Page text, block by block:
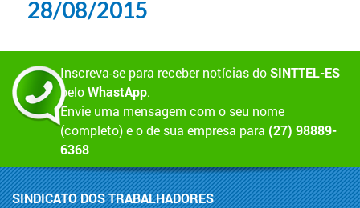
28/08/2015
Inscreva-se para receber notícias doSINTTEL-ES
peloWhastApp.
Envie uma mensagem com o seu nome
(completo) e o de sua empresa para (27) 98889-
6368
SINDICATO DOS TRABALHADORES